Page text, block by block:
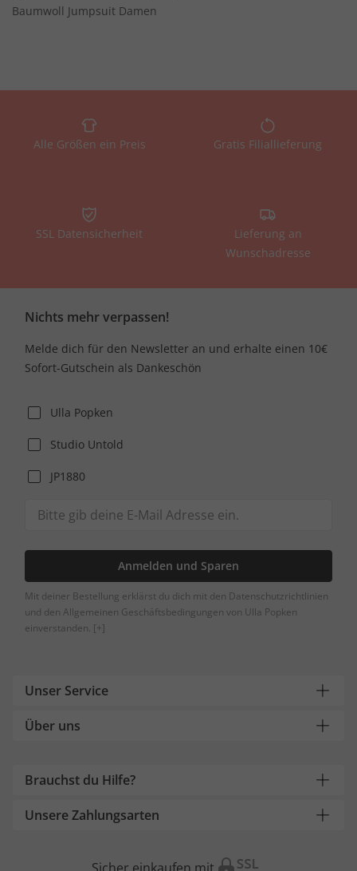
Baumwoll Jumpsuit Damen
Alle Größen ein Preis Gratis Filiallieferung
SSL Datensicherheit
Lieferung an
Wunschadresse
Nichts mehr verpassen!
Melde dich für den Newsletter an und erhalte einen 10€
Sofort-Gutschein als Dankeschön
Ulla Popken
Studio Untold
JP1880
Anmelden und Sparen
Mit deiner Bestellung erklärst du dich mit den Datenschutzrichtlinien
und den Allgemeinen Geschäftsbedingungen von Ulla Popken
einverstanden. [+]
Unser Service
Über uns
Brauchst du Hilfe?
Unsere Zahlungsarten